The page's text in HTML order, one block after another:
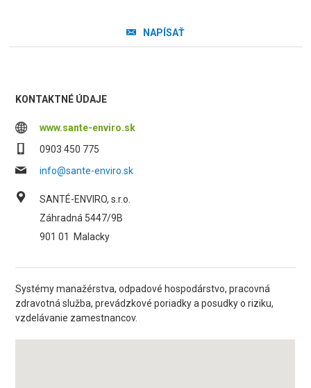
NAPÍSAŤ
KONTAKTNÉ ÚDAJE
www.sante-enviro.sk
0903 450 775
info@sante-enviro.sk
SANTÉ-ENVIRO, s.r.o.
Záhradná 5447/9B
901 01
Malacky
Systémy manažérstva, odpadové hospodárstvo, pracovná
zdravotná služba, prevádzkové poriadky a posudky o riziku,
vzdelávanie zamestnancov.